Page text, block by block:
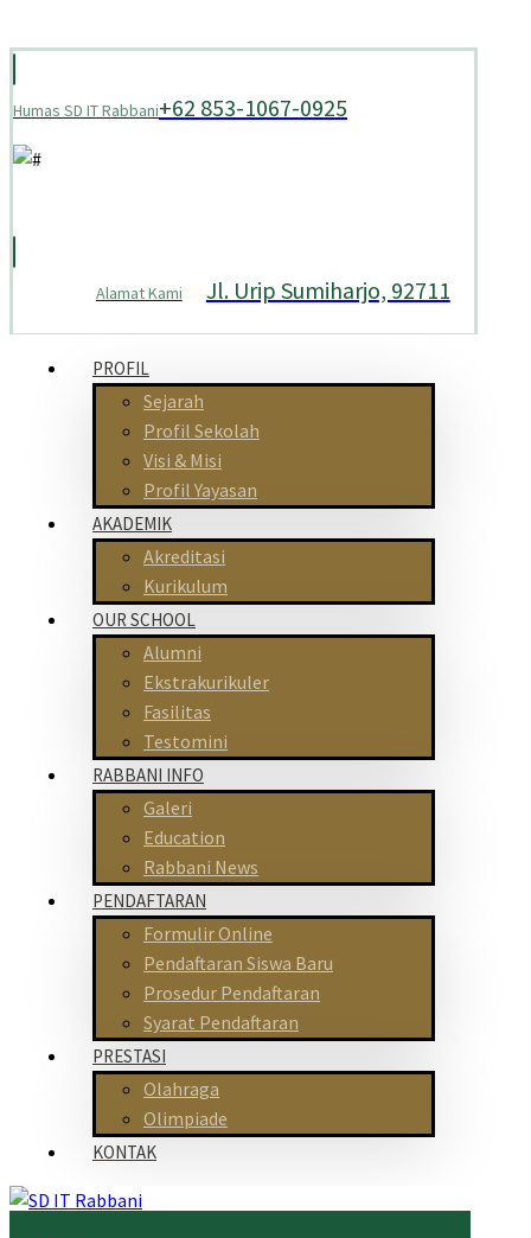
Humas SD IT Rabbani+62 853-1067-0925
Alamat Kami Jl. Urip Sumiharjo, 92711
PROFIL
Sejarah
Profil Sekolah
Visi & Misi
Profil Yayasan
AKADEMIK
Akreditasi
Kurikulum
OUR SCHOOL
Alumni
Ekstrakurikuler
Fasilitas
Testomini
RABBANI INFO
Galeri
Education
Rabbani News
PENDAFTARAN
Formulir Online
Pendaftaran Siswa Baru
Prosedur Pendaftaran
Syarat Pendaftaran
PRESTASI
Olahraga
Olimpiade
KONTAK